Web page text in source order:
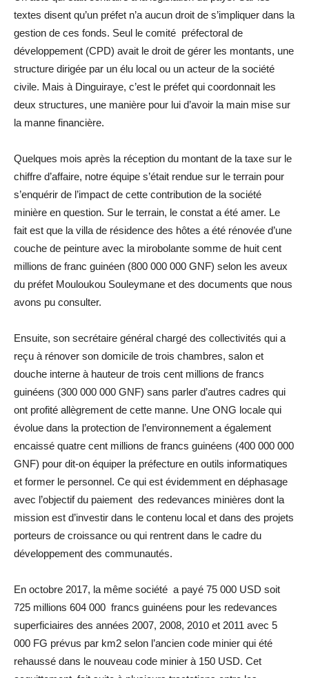
textes disent qu’un préfet n’a aucun droit de s’impliquer dans la
gestion de ces fonds. Seul le comité préfectoral de
développement (CPD) avait le droit de gérer les montants, une
structure dirigée par un élu local ou un acteur de la société
civile. Mais à Dinguiraye, c’est le préfet qui coordonnait les
deux structures, une manière pour lui d’avoir la main mise sur
la manne financière.
Quelques mois après la réception du montant de la taxe sur le
chiffre d’affaire, notre équipe s’était rendue sur le terrain pour
s’enquérir de l’impact de cette contribution de la société
minière en question. Sur le terrain, le constat a été amer. Le
fait est que la villa de résidence des hôtes a été rénovée d’une
couche de peinture avec la mirobolante somme de huit cent
millions de franc guinéen (800 000 000 GNF) selon les aveux
du préfet Mouloukou Souleymane et des documents que nous
avons pu consulter.
Ensuite, son secrétaire général chargé des collectivités qui a
reçu à rénover son domicile de trois chambres, salon et
douche interne à hauteur de trois cent millions de francs
guinéens (300 000 000 GNF) sans parler d’autres cadres qui
ont profité allègrement de cette manne. Une ONG locale qui
évolue dans la protection de l’environnement a également
encaissé quatre cent millions de francs guinéens (400 000 000
GNF) pour dit-on équiper la préfecture en outils informatiques
et former le personnel. Ce qui est évidemment en déphasage
avec l’objectif du paiement des redevances minières dont la
mission est d’investir dans le contenu local et dans des projets
porteurs de croissance ou qui rentrent dans le cadre du
développement des communautés.
En octobre 2017, la même société a payé 75 000 USD soit
725 millions 604 000 francs guinéens pour les redevances
superficiaires des années 2007, 2008, 2010 et 2011 avec 5
000 FG prévus par km2 selon l’ancien code minier qui été
rehaussé dans le nouveau code minier à 150 USD. Cet